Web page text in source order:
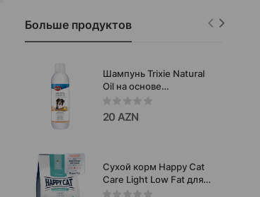
Больше продуктов
Шампунь Trixie Natural
Oil на основе
натурального масла для
всех пород собак и
щенков 1 лтр.
20 AZN
Сухой корм Happy Cat
Care Light Low Fat для
кошек с избыточным